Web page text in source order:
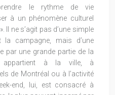
le rythme de vie
à un phénomène culturel
Il ne s’agit pas d’une simple
campagne, mais d’une
par une grande partie de la
appartient à la ville, à
de Montréal ou à l’activité
end, lui, est consacré à